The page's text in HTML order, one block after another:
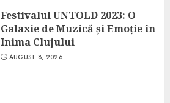
Festivalul UNTOLD 2023: O
Galaxie de Muzică și Emoție în
Inima Clujului
AUGUST 8, 2026